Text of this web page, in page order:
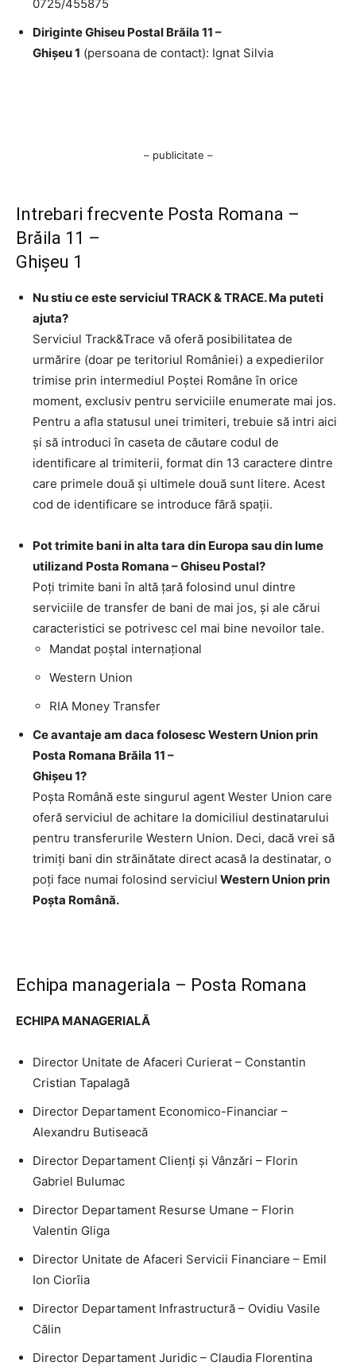
0725/455875
Diriginte Ghiseu Postal Brăila 11 –
Ghişeu 1 (persoana de contact): Ignat Silvia
– publicitate –
Intrebari frecvente Posta Romana –
Brăila 11 –
Ghişeu 1
Nu stiu ce este serviciul TRACK & TRACE. Ma puteti
ajuta?
Serviciul Track&Trace vă oferă posibilitatea de
urmărire (doar pe teritoriul României) a expedierilor
trimise prin intermediul Poştei Române în orice
moment, exclusiv pentru serviciile enumerate mai jos.
Pentru a afla statusul unei trimiteri, trebuie să intri aici
şi să introduci în caseta de căutare codul de
identificare al trimiterii, format din 13 caractere dintre
care primele două şi ultimele două sunt litere. Acest
cod de identificare se introduce fără spaţii.
Pot trimite bani in alta tara din Europa sau din lume
utilizand Posta Romana – Ghiseu Postal?
Poţi trimite bani în altă ţară folosind unul dintre
serviciile de transfer de bani de mai jos, şi ale cărui
caracteristici se potrivesc cel mai bine nevoilor tale.
Mandat poştal internaţional
Western Union
RIA Money Transfer
Ce avantaje am daca folosesc Western Union prin
Posta Romana Brăila 11 –
Ghişeu 1?
Poşta Română este singurul agent Wester Union care
oferă serviciul de achitare la domiciliul destinatarului
pentru transferurile Western Union. Deci, dacă vrei să
trimiţi bani din străinătate direct acasă la destinatar, o
poţi face numai folosind serviciul Western Union prin
Poşta Română.
Echipa manageriala – Posta Romana
ECHIPA MANAGERIALĂ
Director Unitate de Afaceri Curierat – Constantin
Cristian Tapalagă
Director Departament Economico-Financiar –
Alexandru Butiseacă
Director Departament Clienți și Vânzări – Florin
Gabriel Bulumac
Director Departament Resurse Umane – Florin
Valentin Gliga
Director Unitate de Afaceri Servicii Financiare – Emil
Ion Ciorîia
Director Departament Infrastructură – Ovidiu Vasile
Călin
Director Departament Juridic – Claudia Florentina